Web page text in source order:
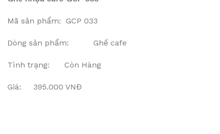
Mã sản phẩm: GCP 033
Dòng sản phẩm: Ghế cafe
Tình trạng: Còn Hàng
Giá: 395.000 VNĐ